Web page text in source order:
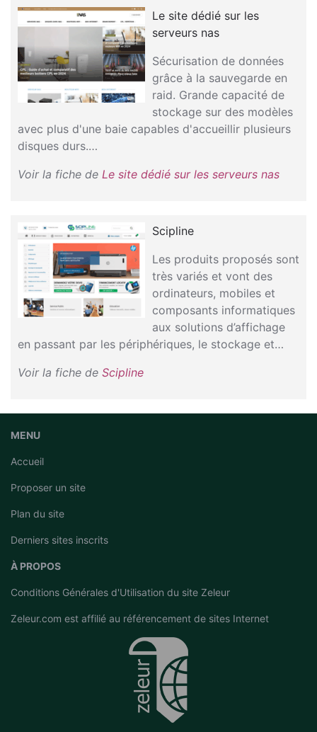
Le site dédié sur les
serveurs nas
Sécurisation de données
grâce à la sauvegarde en
raid. Grande capacité de
stockage sur des modèles
avec plus d'une baie capables d'accueillir plusieurs
disques durs.…
Voir la fiche de Le site dédié sur les serveurs nas
Scipline
Les produits proposés sont
très variés et vont des
ordinateurs, mobiles et
composants informatiques
aux solutions d’affichage
en passant par les périphériques, le stockage et…
Voir la fiche de Scipline
MENU
Accueil
Proposer un site
Plan du site
Derniers sites inscrits
À PROPOS
Conditions Générales d'Utilisation du site Zeleur
Zeleur.com est affilié au référencement de sites Internet